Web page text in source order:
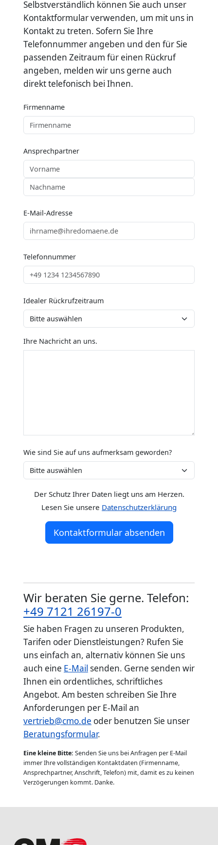
Selbstverständlich können Sie auch unser
Kontaktformular verwenden, um mit uns in
Kontakt zu treten. Sofern Sie Ihre
Telefonnummer angeben und den für Sie
passenden Zeitraum für einen Rückruf
angeben, melden wir uns gerne auch
direkt telefonisch bei Ihnen.
Firmenname
Ansprechpartner
E-Mail-Adresse
Telefonnummer
Idealer Rückrufzeitraum
Ihre Nachricht an uns.
Wie sind Sie auf uns aufmerksam geworden?
Der Schutz Ihrer Daten liegt uns am Herzen.
Lesen Sie unsere Datenschutzerklärung
Kontaktformular absenden
Wir beraten Sie gerne. Telefon:
+49 7121 26197-0
Sie haben Fragen zu unseren Produkten,
Tarifen oder Dienstleistungen? Rufen Sie
uns einfach an, alternativ können Sie uns
auch eine E-Mail senden. Gerne senden wir
Ihnen ein ordentliches, schriftliches
Angebot. Am besten schreiben Sie Ihre
Anforderungen per E-Mail an
vertrieb@cmo.de oder benutzen Sie unser
Beratungsformular.
Eine kleine Bitte: Senden Sie uns bei Anfragen per E-Mail
immer Ihre vollständigen Kontaktdaten (Firmenname,
Ansprechpartner, Anschrift, Telefon) mit, damit es zu keinen
Verzögerungen kommt. Danke.